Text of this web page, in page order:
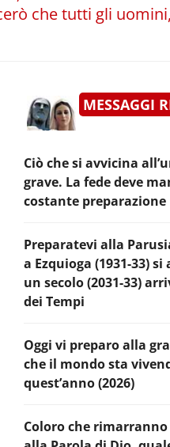
che tutti gli
MESSAGGI
Ciò che si avvicina
grave. La fede deve
costante preparazione
Preparatevi alla
a Ezquioga (1931-33)
un secolo (2031-33)
dei Tempi
Oggi vi preparo alla
che il mondo sta
quest’anno (2026)
Coloro che